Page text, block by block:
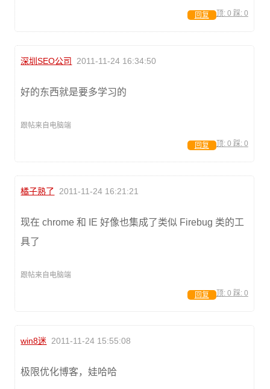
顶: 0 踩: 0
回复
深圳SEO公司 2011-11-24 16:34:50
好的东西就是要多学习的
跟帖来自电脑端
顶: 0 踩: 0
回复
橘子熟了 2011-11-24 16:21:21
现在 chrome 和 IE 好像也集成了类似 Firebug 类的工
具了
跟帖来自电脑端
顶: 0 踩: 0
回复
win8迷 2011-11-24 15:55:08
极限优化博客，娃哈哈